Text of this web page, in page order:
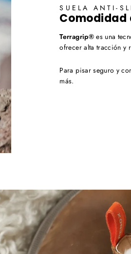
SUELA ANTI-
Comodidad
Terragrip®es una
ofrecer alta tracción y
Para pisar seguro y
más.